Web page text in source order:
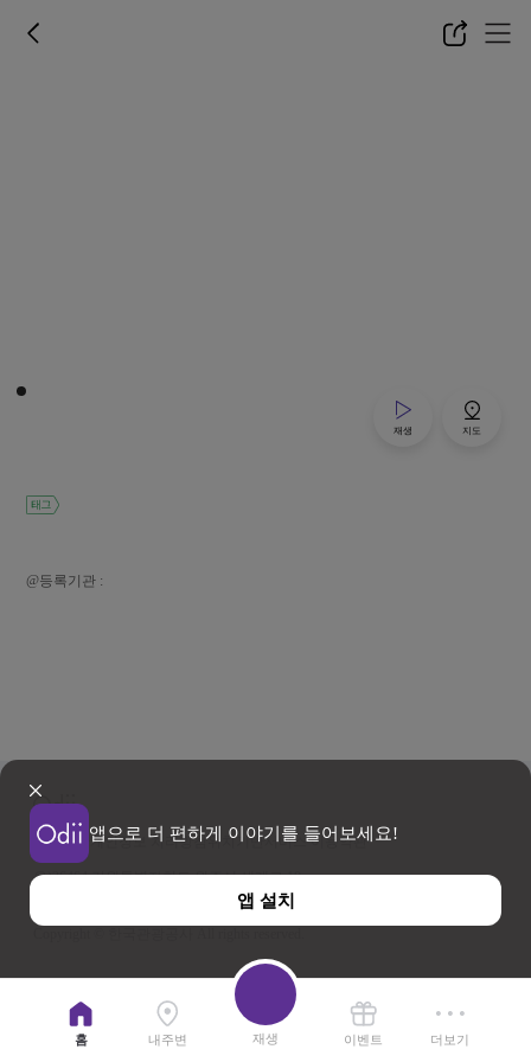
앱으로 더 편하게 이야기를 들어보세요!
앱 설치
재생 지도
태그
@등록기관 :
이용약관 개인정보 처리방침위치기반서비스 이용약관
우)26464 강원특별자치도 원주시 세계로 10
사업자등록번호 202-81-50707 TEL : 033-738-3000
홈 내주변 재생 이벤트 더보기